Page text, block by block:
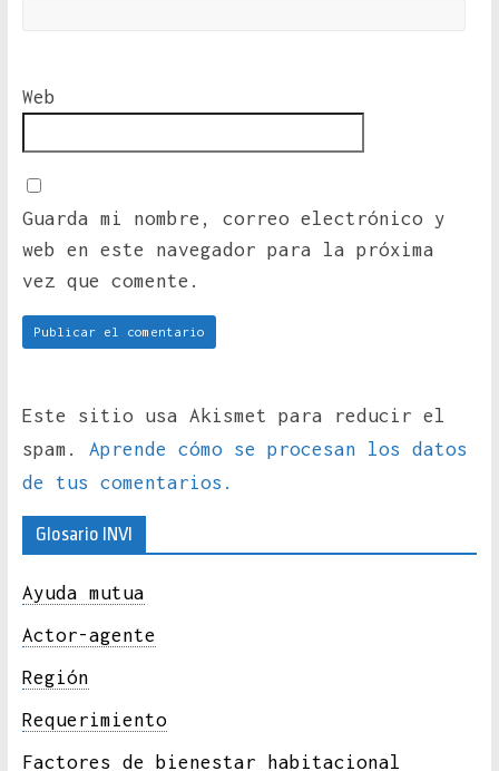
Web
Guarda mi nombre, correo electrónico y
web en este navegador para la próxima
vez que comente.
Este sitio usa Akismet para reducir el
spam. Aprende cómo se procesan los datos
de tus comentarios.
Glosario INVI
Ayuda mutua
Actor-agente
Región
Requerimiento
Factores de bienestar habitacional